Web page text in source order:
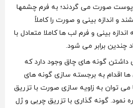
صورت می گردند؛ به فرم چشمها
و اندازه بینی و صورت را کاملاً
اندازه بینی و فرم لب ها کاملا متعادل با
چندین برابر می شود.
داشتن گونه های چاق وجود دارد که
ها اقدام به برجسته سازی گونه های
می‌ توان به زاویه سازی صورت با تزریق
نمود. گونه گذاری با تزریق چربی و ژل